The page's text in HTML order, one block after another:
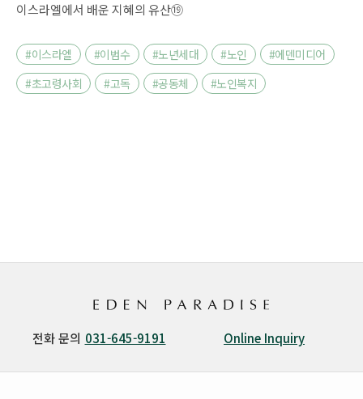
이스라엘에서 배운 지혜의 유산⑲
#이스라엘 #이범수 #노년세대 #노인
#에덴미디어
#초고령사회
#고독 #공동체 #노인복지
전화 문의 031-645-9191 Online Inquiry